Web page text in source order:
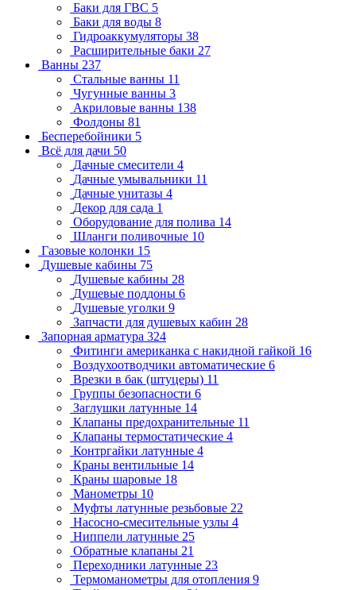
Баки для ГВС 5
Баки для воды 8
Гидроаккумуляторы 38
Расширительные баки 27
Ванны 237
Стальные ванны 11
Чугунные ванны 3
Акриловые ванны 138
Фолдоны 81
Бесперебойники 5
Всё для дачи 50
Дачные смесители 4
Дачные умывальники 11
Дачные унитазы 4
Декор для сада 1
Оборудование для полива 14
Шланги поливочные 10
Газовые колонки 15
Душевые кабины 75
Душевые кабины 28
Душевые поддоны 6
Душевые уголки 9
Запчасти для душевых кабин 28
Запорная арматура 324
Фитинги американка с накидной гайкой 16
Воздухоотводчики автоматические 6
Врезки в бак (штуцеры) 11
Группы безопасности 6
Заглушки латунные 14
Клапаны предохранительные 11
Клапаны термостатические 4
Контргайки латунные 4
Краны вентильные 14
Краны шаровые 18
Манометры 10
Муфты латунные резьбовые 22
Насосно-смесительные узлы 4
Ниппели латунные 25
Обратные клапаны 21
Переходники латунные 23
Термоманометры для отопления 9